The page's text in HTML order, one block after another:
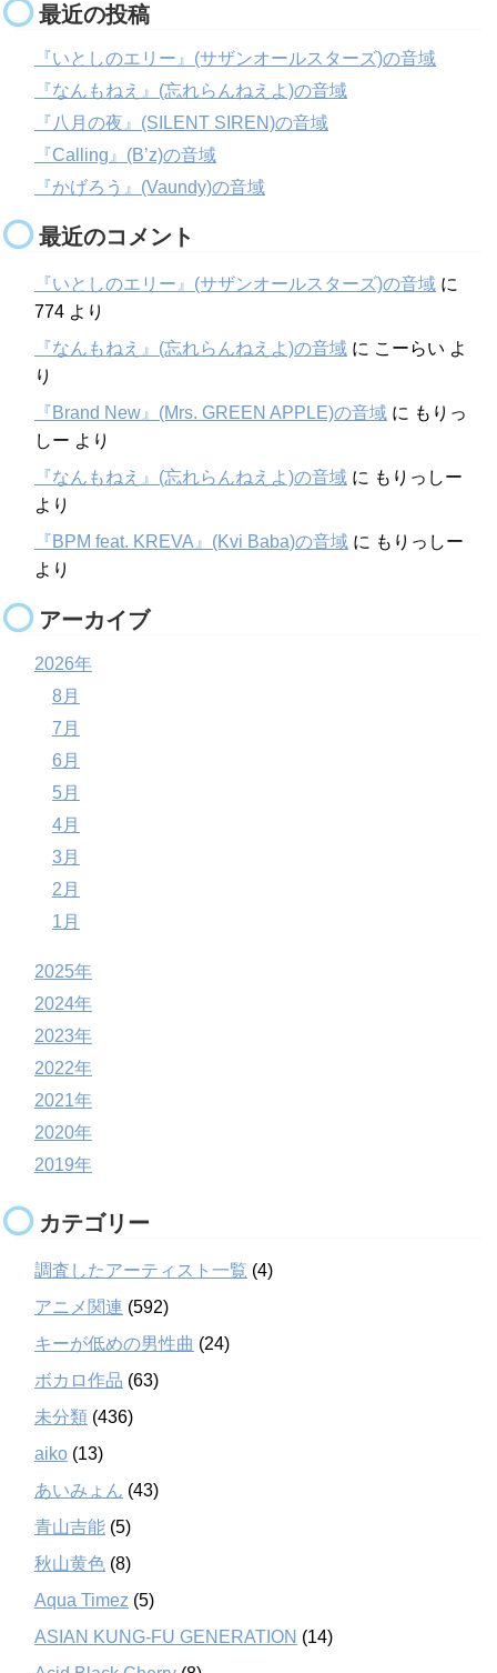
最近の投稿
『いとしのエリー』(サザンオールスターズ)の音域
『なんもねえ』(忘れらんねえよ)の音域
『八月の夜』(SILENT SIREN)の音域
『Calling』(B’z)の音域
『かげろう』(Vaundy)の音域
最近のコメント
『いとしのエリー』(サザンオールスターズ)の音域 に
774 より
『なんもねえ』(忘れらんねえよ)の音域 に こーらい よ
り
『Brand New』(Mrs. GREEN APPLE)の音域 に もりっ
しー より
『なんもねえ』(忘れらんねえよ)の音域 に もりっしー
より
『BPM feat. KREVA』(Kvi Baba)の音域 に もりっしー
より
アーカイブ
2026年
8月
7月
6月
5月
4月
3月
2月
1月
2025年
2024年
2023年
2022年
2021年
2020年
2019年
カテゴリー
調査したアーティスト一覧 (4)
アニメ関連 (592)
キーが低めの男性曲 (24)
ボカロ作品 (63)
未分類 (436)
aiko (13)
あいみょん (43)
青山吉能 (5)
秋山黄色 (8)
Aqua Timez (5)
ASIAN KUNG-FU GENERATION (14)